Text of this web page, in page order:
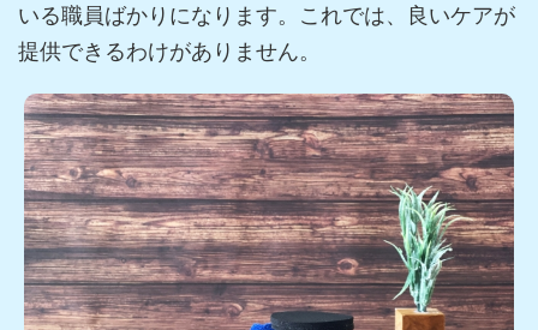
いる職員ばかりになります。これでは、良いケアが
提供できるわけがありません。